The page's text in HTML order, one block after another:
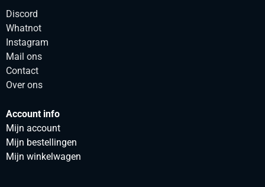
Discord
Whatnot
Instagram
Mail ons
Contact
Over ons
Account info
Mijn account
Mijn bestellingen
Mijn winkelwagen